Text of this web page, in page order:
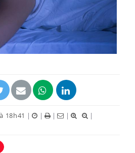
18h41 | | | |
|